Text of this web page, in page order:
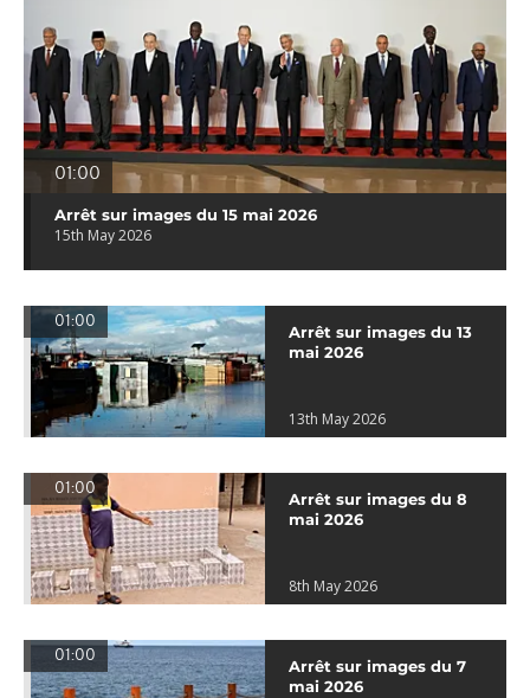
01:00
Arrêt sur images du 15 mai 2026
15th May 2026
01:00
Arrêt sur images du 13
mai 2026
13th May 2026
01:00
Arrêt sur images du 8
mai 2026
8th May 2026
01:00
Arrêt sur images du 7
mai 2026